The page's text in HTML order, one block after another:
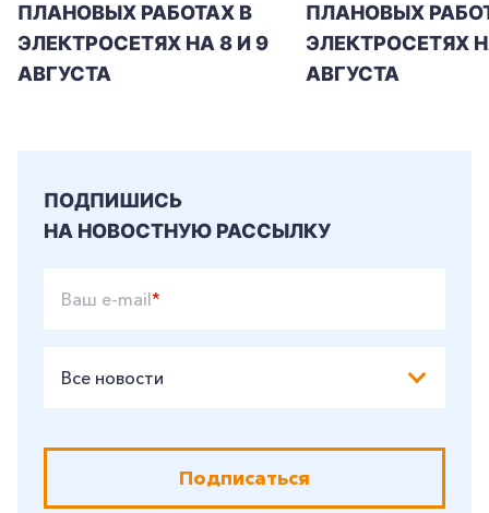
ПЛАНОВЫХ РАБОТАХ В
ЭЛЕКТРОСЕТЯХ НА 8 И 9
АВГУСТА
ПЛАНОВЫХ
ЭЛЕКТРОСЕТЯХ
АВГУСТА
ПОДПИШИСЬ
НА НОВОСТНУЮ РАССЫЛКУ
Ваш e-mail*
Все новости
Подписаться